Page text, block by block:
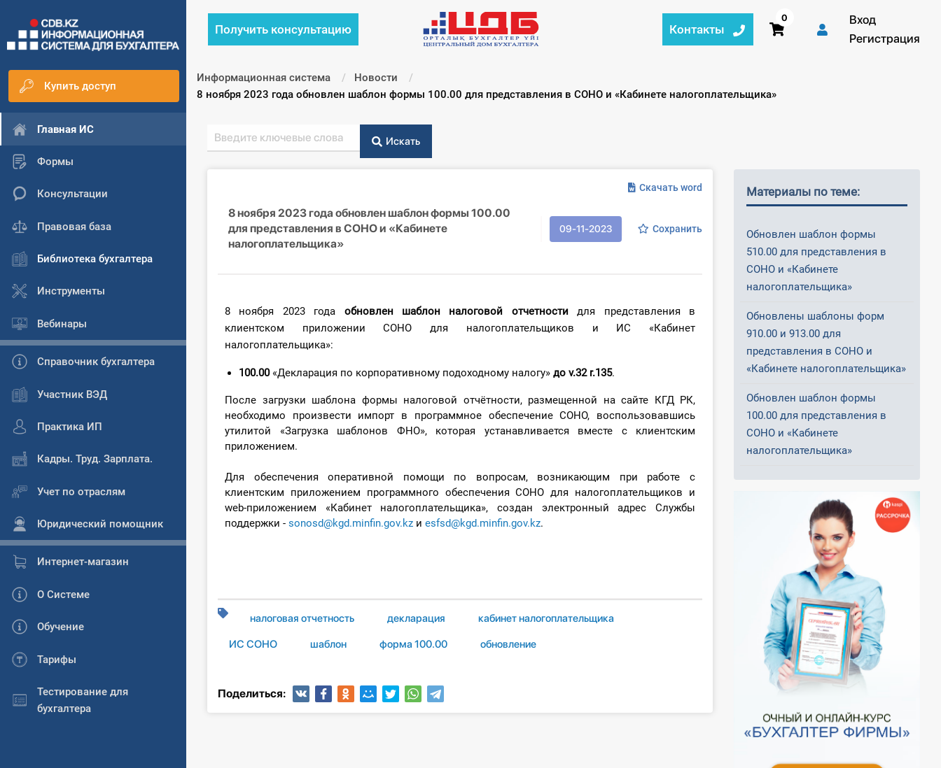
Купить доступ
Главная ИС
Формы
Консультации
Правовая база
Библиотека бухгалтера
Инструменты
Вебинары
Справочник бухгалтера
Участник ВЭД
Практика ИП
Кадры. Труд. Зарплата.
Учет по отраслям
Юридический помощник
Интернет-магазин
О Системе
Обучение
Тарифы
Тестирование для
бухгалтера
Получить консультацию Контакты
0
Вход
Регистрация
Информационная система
Новости
Текущий:
8 ноября 2023 года обновлен шаблон формы 100.00 для представления в СОНО и «Кабинете налогоплательщика»
Искать
Скачать word
8 ноября 2023 года обновлен шаблон формы 100.00
для представления в СОНО и «Кабинете
налогоплательщика»
09-11-2023 Сохранить
8 ноября 2023 года обновлен шаблон налоговой отчетностидля представления в
клиентском приложении СОНО для налогоплательщиков и ИС «Кабинет
налогоплательщика»:
100.00«Декларация по корпоративному подоходному налогу» до v.32 r.135.
После загрузки шаблона формы налоговой отчётности, размещенной на сайте КГД РК,
необходимо произвести импорт в программное обеспечение СОНО, воспользовавшись
утилитой «Загрузка шаблонов ФНО», которая устанавливается вместе с клиентским
приложением.
Для обеспечения оперативной помощи по вопросам, возникающим при работе с
клиентским приложением программного обеспечения СОНО для налогоплательщиков и
web-приложением «Кабинет налогоплательщика», создан электронный адрес Службы
поддержки - sonosd@kgd.minfin.gov.kz и esfsd@kgd.minfin.gov.kz.
налоговая отчетность декларация кабинет налогоплательщика
ИС СОНО шаблон форма 100.00 обновление
Поделиться:
Материалы по теме:
Обновлен шаблон формы
510.00 для представления в
СОНО и «Кабинете
налогоплательщика»
Обновлены шаблоны форм
910.00 и 913.00 для
представления в СОНО и
«Кабинете налогоплательщика»
Обновлен шаблон формы
100.00 для представления в
СОНО и «Кабинете
налогоплательщика»